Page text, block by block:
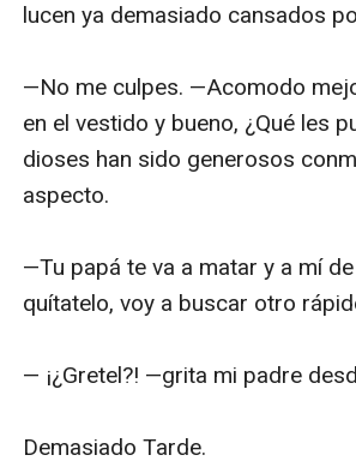
lucen ya demasiado cansados
—No me culpes. —Acomodo
en el vestido y bueno, ¿Qué les
dioses han sido generosos
aspecto.
—Tu papá te va a matar y a mí
quítatelo, voy a buscar otro
— ¡¿Gretel?! —grita mi padre
Demasiado Tarde.